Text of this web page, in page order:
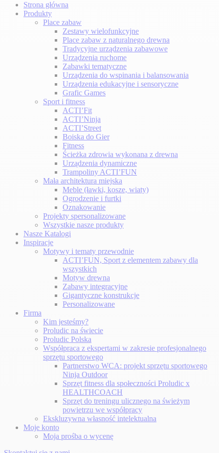
Strona główna
Produkty
Place zabaw
Zestawy wielofunkcyjne
Place zabaw z naturalnego drewna
Tradycyjne urządzenia zabawowe
Urządzenia ruchome
Zabawki tematyczne
Urządzenia do wspinania i balansowania
Urządzenia edukacyjne i sensoryczne
Grafic Games
Sport i fitness
ACTI’Fit
ACTI’Ninja
ACTI’Street
Boiska do Gier
Fitness
Ścieżka zdrowia wykonana z drewna
Urządzenia dynamiczne
Trampoliny ACTI’FUN
Mała architektura miejska
Meble (ławki, kosze, wiaty)
Ogrodzenie i furtki
Oznakowanie
Projekty spersonalizowane
Wszystkie nasze produkty
Nasze Katalogi
Inspiracje
Motywy i tematy przewodnie
ACTI’FUN, Sport z elementem zabawy dla
wszystkich
Motyw drewna
Zabawy integracyjne
Gigantyczne konstrukcje
Personalizowane
Firma
Kim jesteśmy?
Proludic na świecie
Proludic Polska
Współpraca z ekspertami w zakresie profesjonalnego
sprzętu sportowego
Partnerstwo WCA: projekt sprzętu sportowego
Ninja Outdoor
Sprzęt fitness dla społeczności Proludic x
HEALTHCOACH
Sprzęt do treningu ulicznego na świeżym
powietrzu we współpracy
Ekskluzywna własność intelektualna
Moje konto
Moja prośba o wycenę